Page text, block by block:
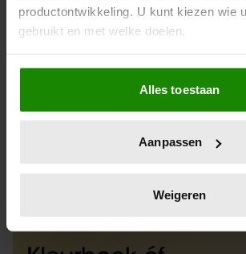
productontwikkeling. U kunt kiezen wie
gebruikt en met welke doelen.
Als u het toestaat, willen we ook graag:
Informatie verzamelen over uw
locatie, die tot een paar meter
scannen op specifieke
verwerkt en stel uw voorkeuren in het
intrekken in de Cookieverklaring.
Alles toestaan
Aanpassen
Weigeren